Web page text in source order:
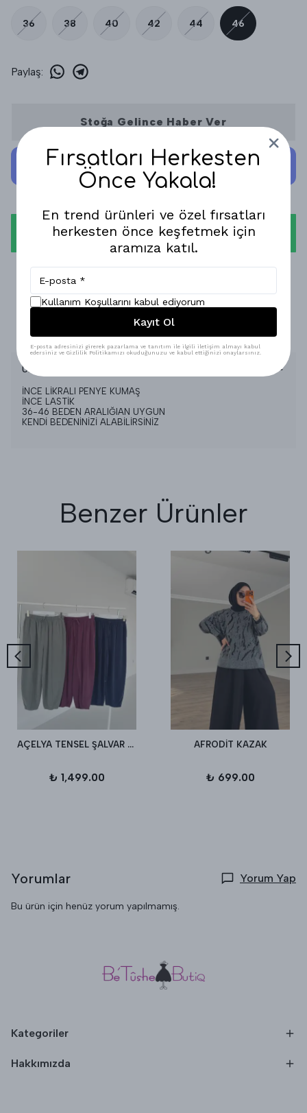
36 38 40 42 44 46
Paylaş:
Stoğa Gelince Haber Ver
WHATSAPP
1-3 İŞ GÜNÜNDE KARGODA!
GÜVENLİ ALIŞVERİŞ!
%100 MEMNUNİYET GARANTİSİ!
Ürün Açıklaması
İNCE LİKRALI PENYE KUMAŞ
İNCE LASTİK
36-46 BEDEN ARALIĞIAN UYGUN
KENDİ BEDENİNİZİ ALABİLİRSİNİZ
Benzer Ürünler
AÇELYA TENSEL ŞALVAR PANTALON
₺ 1,499.00
AFRODİT KAZAK
₺ 699.00
Yorumlar Yorum Yap
Bu ürün için henüz yorum yapılmamış.
Kategoriler
Hakkımızda
Fırsatları Herkesten
Önce Yakala!
En trend ürünleri ve özel fırsatları
herkesten önce keşfetmek için
aramıza katıl.
Kullanım Koşullarını kabul ediyorum
Kayıt Ol
E-posta adresinizi girerek pazarlama ve tanıtım ile ilgili iletişim almayı kabul
edersiniz ve Gizlilik Politikamızı okuduğunuzu ve kabul ettiğinizi onaylarsınız.